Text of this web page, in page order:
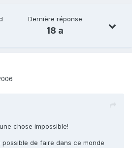
Dernière réponse
18 a
chose impossible!
de faire dans ce monde